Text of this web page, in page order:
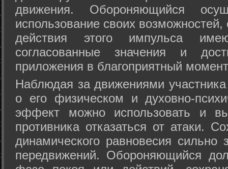
движения. Обороняющийся
использование своих
действия этого импульса
согласованные значения и
приложения в благоприятный
Hаблюдая за движениями
о его физическом и духовно-
эффект можно использовать и
противника отказаться от атаки.
динамического равновесия сильно
передвижений. Обороняющийся